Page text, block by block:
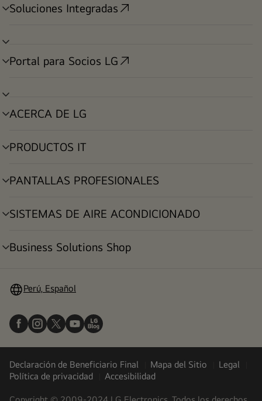
Soluciones Integradas
alternar
alternar
Portal para Socios LG
alternar
alternar
ACERCA DE LG
alternar
PRODUCTOS IT
alternar
PANTALLAS PROFESIONALES
alternar
SISTEMAS DE AIRE ACONDICIONADO
alternar
Business Solutions Shop
alternar
Perú, Español
Declaración de Beneficiario Final Mapa del Sitio
Legal
Política de privacidad
Accesibilidad